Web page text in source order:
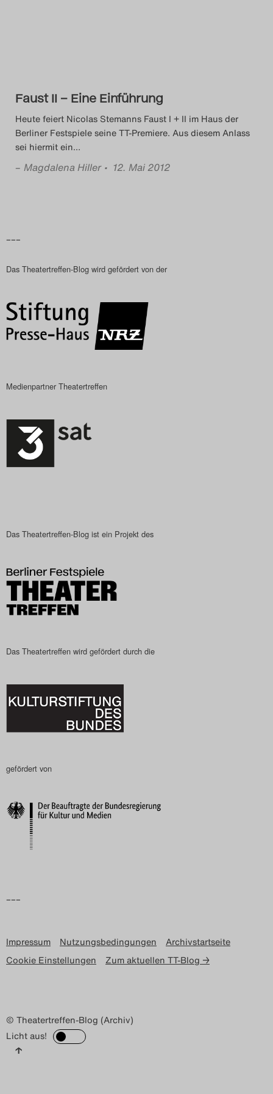
2015
Das Theatertreffen-Blog
2016
Das Theatertreffen-Blog
2018
Das Theatertreffen-Blog
2018 Alumni
Das Theatertreffen-Blog
Das Theatertreffen-Blog
2022
Das Theatertreffen-Blog
2023
Das Theatertreffen-Blog
2024
2025
Das Theatertreffen-Blog
Nutzungsbedingungen
Faust II – Eine Einführung
Heute feiert Nicolas Stemanns Faust I + II im Haus der
Berliner Festspiele seine TT-Premiere. Aus diesem Anlass
sei hiermit ein…
– Magdalena Hiller • 12. Mai 2012
–––
Das Theatertreffen-Blog wird gefördert von der
Medienpartner Theatertreffen
Das Theatertreffen-Blog ist ein Projekt des
Das Theatertreffen wird gefördert durch die
gefördert von
–––
Impressum Nutzungsbedingungen
Archivstartseite
Cookie Einstellungen
Zum aktuellen TT-Blog →
© Theatertreffen-Blog (Archiv)
Licht aus!
↑